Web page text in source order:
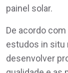
painel solar.
De acordo
estudos in situ
desenvolver